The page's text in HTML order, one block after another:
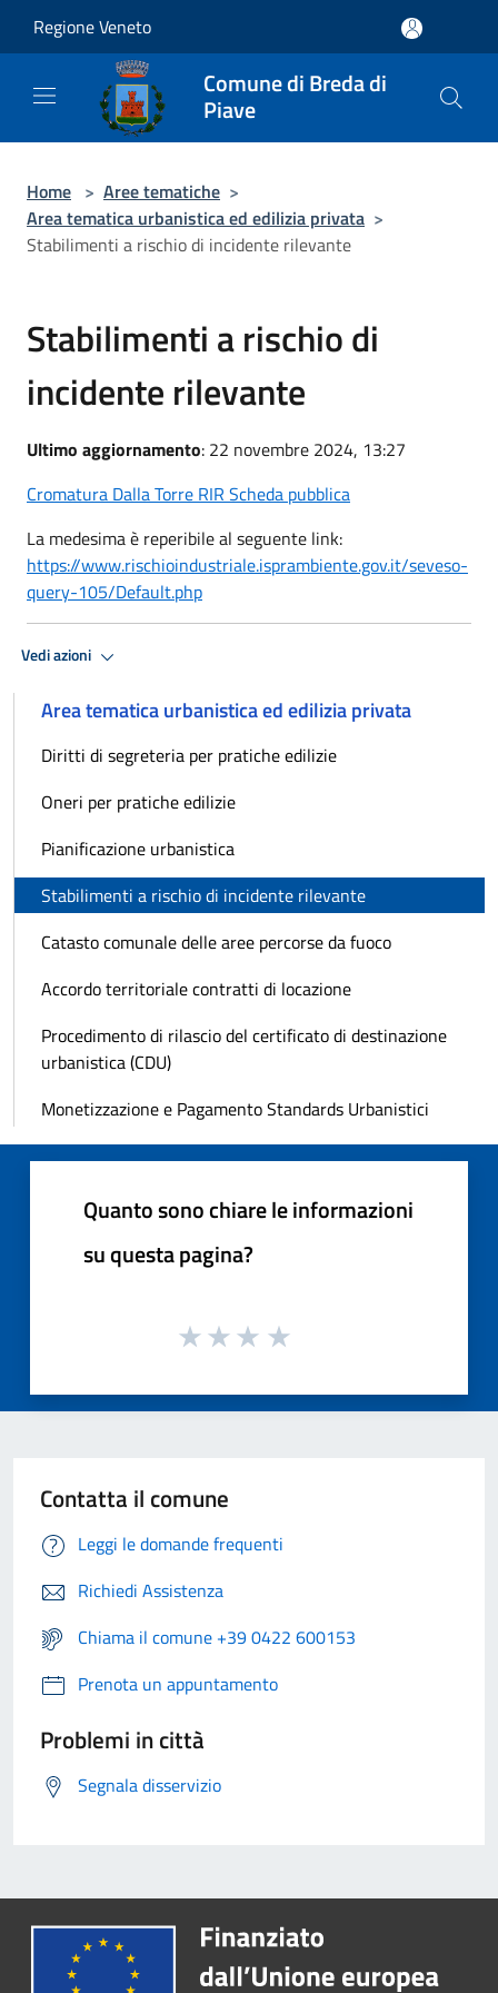
Regione Veneto
Comune di Breda di
Piave
Home > Aree tematiche >
Area tematica urbanistica ed edilizia privata >
Stabilimenti a rischio di incidente rilevante
Stabilimenti a rischio di
incidente rilevante
Ultimo aggiornamento: 22 novembre 2024, 13:27
Cromatura Dalla Torre RIR Scheda pubblica
La medesima è reperibile al seguente link:
https://www.rischioindustriale.isprambiente.gov.it/seveso-
query-105/Default.php
Vedi azioni
Area tematica urbanistica ed edilizia privata
Diritti di segreteria per pratiche edilizie
Oneri per pratiche edilizie
Pianificazione urbanistica
Stabilimenti a rischio di incidente rilevante
Catasto comunale delle aree percorse da fuoco
Accordo territoriale contratti di locazione
Procedimento di rilascio del certificato di destinazione
urbanistica (CDU)
Monetizzazione e Pagamento Standards Urbanistici
Quanto sono chiare le informazioni
su questa pagina?
Contatta il comune
Leggi le domande frequenti
Richiedi Assistenza
Chiama il comune +39 0422 600153
Prenota un appuntamento
Problemi in città
Segnala disservizio